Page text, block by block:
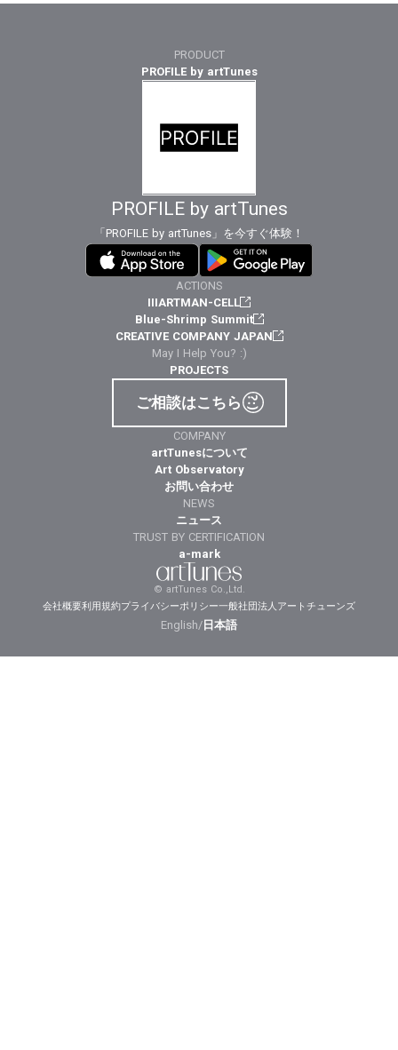
PRODUCT
PROFILE by artTunes
PROFILE by artTunes
「PROFILE by artTunes」を今すぐ体験！
ACTIONS
IIIARTMAN-CELL
Blue-Shrimp Summit
CREATIVE COMPANY JAPAN
May I Help You? :)
PROJECTS
ご相談はこちら
COMPANY
artTunesについて
Art Observatory
お問い合わせ
NEWS
ニュース
TRUST BY CERTIFICATION
a-mark
English/日本語
会社概要利用規約プライバシーポリシー一般社団法人アートチューンズ
© artTunes Co.,Ltd.